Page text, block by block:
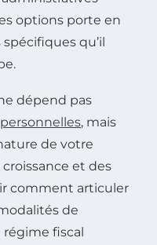
options porte en
qu’il
dépend pas
personnelles, mais
de votre
et des
comment articuler
de
régime fiscal